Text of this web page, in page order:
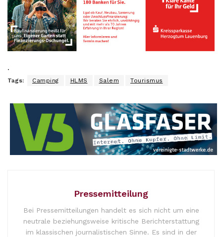
.
Tags: Camping HLMS Salem Tourismus
Pressemitteilung
Bei Pressemitteilungen handelt es sich nicht um eine
neutrale beziehungsweise kritische Berichterstattung
im klassischen journalistischen Sinne. Es sind in der